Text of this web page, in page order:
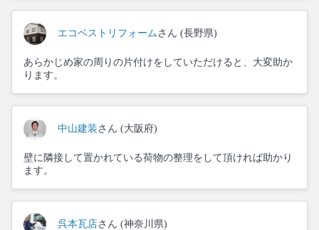
エコベストリフォーム さん (長野県)
あらかじめ家の周りの片付けをしていただけると、大変助か
ります。
中山建装 さん (大阪府)
壁に隣接して置かれている荷物の整理をして頂ければ助かり
ます。
呉本瓦店さん (神奈川県)